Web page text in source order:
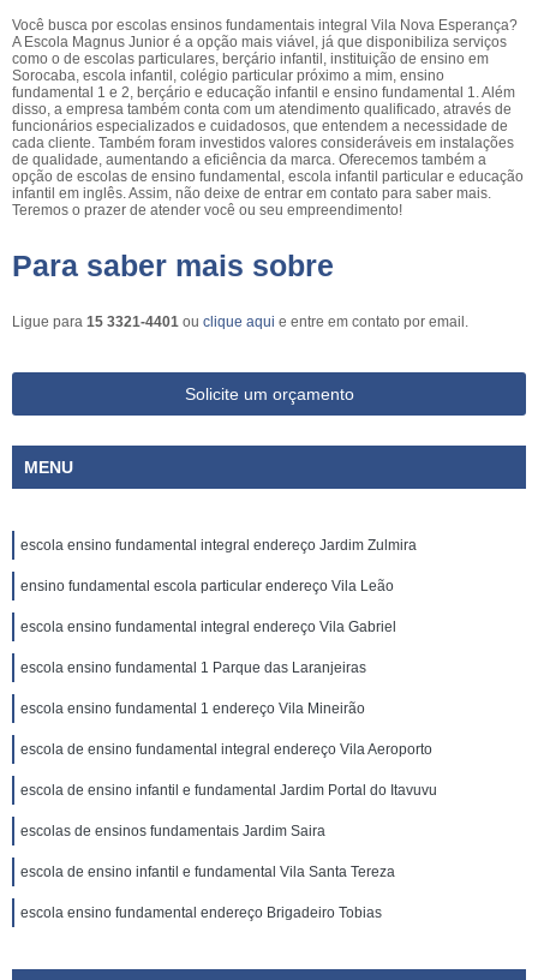
Você busca por escolas ensinos fundamentais integral Vila Nova Esperança?
A Escola Magnus Junior é a opção mais viável, já que disponibiliza serviços
como o de escolas particulares, berçário infantil, instituição de ensino em
Sorocaba, escola infantil, colégio particular próximo a mim, ensino
fundamental 1 e 2, berçário e educação infantil e ensino fundamental 1. Além
disso, a empresa também conta com um atendimento qualificado, através de
funcionários especializados e cuidadosos, que entendem a necessidade de
cada cliente. Também foram investidos valores consideráveis em instalações
de qualidade, aumentando a eficiência da marca. Oferecemos também a
opção de escolas de ensino fundamental, escola infantil particular e educação
infantil em inglês. Assim, não deixe de entrar em contato para saber mais.
Teremos o prazer de atender você ou seu empreendimento!
Para saber mais sobre
Ligue para 15 3321-4401 ou clique aqui e entre em contato por email.
Solicite um orçamento
MENU
escola ensino fundamental integral endereço Jardim Zulmira
ensino fundamental escola particular endereço Vila Leão
escola ensino fundamental integral endereço Vila Gabriel
escola ensino fundamental 1 Parque das Laranjeiras
escola ensino fundamental 1 endereço Vila Mineirão
escola de ensino fundamental integral endereço Vila Aeroporto
escola de ensino infantil e fundamental Jardim Portal do Itavuvu
escolas de ensinos fundamentais Jardim Saira
escola de ensino infantil e fundamental Vila Santa Tereza
escola ensino fundamental endereço Brigadeiro Tobias